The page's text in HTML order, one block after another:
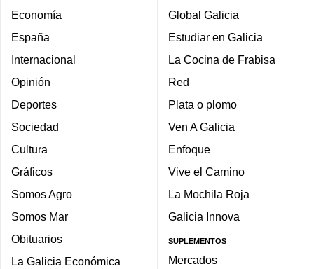
Economía
España
Internacional
Opinión
Deportes
Sociedad
Cultura
Gráficos
Somos Agro
Somos Mar
Obituarios
La Galicia Económica
Global Galicia
Estudiar en Galicia
La Cocina de Frabisa
Red
Plata o plomo
Ven A Galicia
Enfoque
Vive el Camino
La Mochila Roja
Galicia Innova
SUPLEMENTOS
Mercados